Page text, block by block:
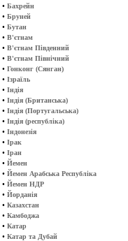
• Бахрейн
• Бруней
• Бутан
• В'єтнам
• В'єтнам Південний
• В'єтнам Північний
• Гонконг (Сянган)
• Ізраїль
• Індія
• Індія (Британська)
• Індія (Португальська)
• Індія (республіка)
• Індонезія
• Ірак
• Іран
• Йемен
• Йемен Арабська Республіка
• Йемен НДР
• Йорданія
• Казахстан
• Камбоджа
• Катар
• Катар та Дубай